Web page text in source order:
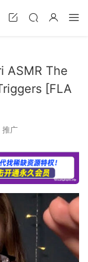
ASMR The
[FLA
推广